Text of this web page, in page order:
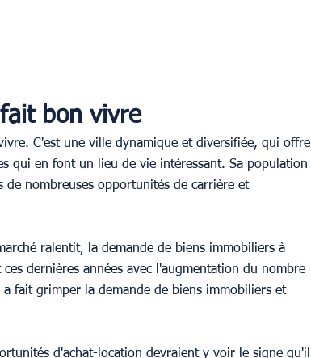
bon vivre
C'est une ville dynamique et diversifiée, qui offre
qui en font un lieu de vie intéressant. Sa population
nombreuses opportunités de carrière et
ralentit, la demande de biens immobiliers à
dernières années avec l'augmentation du nombre
a fait grimper la demande de biens immobiliers et
d'achat-location devraient y voir le signe qu'il